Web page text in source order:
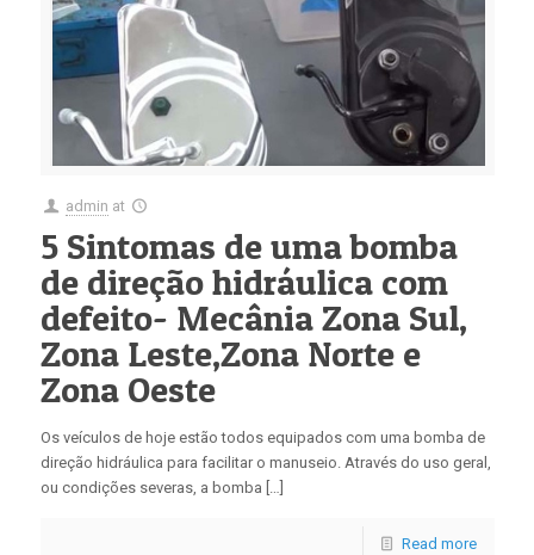
admin at
5 Sintomas de uma bomba
de direção hidráulica com
defeito- Mecânia Zona Sul,
Zona Leste,Zona Norte e
Zona Oeste
Os veículos de hoje estão todos equipados com uma bomba de
direção hidráulica para facilitar o manuseio. Através do uso geral,
ou condições severas, a bomba […]
Read more